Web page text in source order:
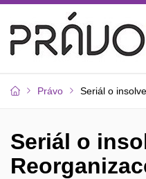
Právo Seriál o
Seriál o